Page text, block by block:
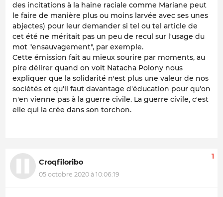
des incitations à la haine raciale comme Mariane peut
le faire de manière plus ou moins larvée avec ses unes
abjectes) pour leur demander si tel ou tel article de
cet été ne méritait pas un peu de recul sur l'usage du
mot "ensauvagement", par exemple.
Cette émission fait au mieux sourire par moments, au
pire délirer quand on voit Natacha Polony nous
expliquer que la solidarité n'est plus une valeur de nos
sociétés et qu'il faut davantage d'éducation pour qu'on
n'en vienne pas à la guerre civile. La guerre civile, c'est
elle qui la crée dans son torchon.
Croqfiloribo
05 octobre 2020 à 10:06:19
1